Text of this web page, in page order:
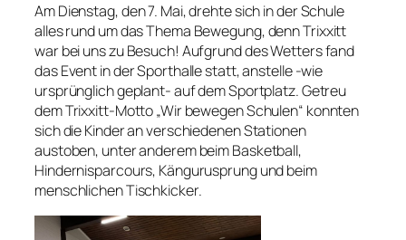
Am Dienstag, den 7. Mai, drehte sich in der Schule
alles rund um das Thema Bewegung, denn Trixxitt
war bei uns zu Besuch! Aufgrund des Wetters fand
das Event in der Sporthalle statt, anstelle -wie
ursprünglich geplant- auf dem Sportplatz. Getreu
dem Trixxitt-Motto „Wir bewegen Schulen“ konnten
sich die Kinder an verschiedenen Stationen
austoben, unter anderem beim Basketball,
Hindernisparcours, Kängurusprung und beim
menschlichen Tischkicker.